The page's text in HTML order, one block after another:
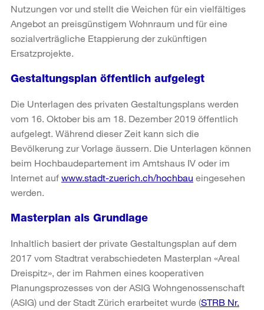
Nutzungen vor und stellt die Weichen für ein vielfältiges
Angebot an preisgünstigem Wohnraum und für eine
sozialverträgliche Etappierung der zukünftigen
Ersatzprojekte.
Gestaltungsplan öffentlich aufgelegt
Die Unterlagen des privaten Gestaltungsplans werden
vom 16. Oktober bis am 18. Dezember 2019 öffentlich
aufgelegt. Während dieser Zeit kann sich die
Bevölkerung zur Vorlage äussern. Die Unterlagen können
beim Hochbaudepartement im Amtshaus IV oder im
Internet auf www.stadt-zuerich.ch/hochbau eingesehen
werden.
Masterplan als Grundlage
Inhaltlich basiert der private Gestaltungsplan auf dem
2017 vom Stadtrat verabschiedeten Masterplan «Areal
Dreispitz», der im Rahmen eines kooperativen
Planungsprozesses von der ASIG Wohngenossenschaft
(ASIG) und der Stadt Zürich erarbeitet wurde (STRB Nr.